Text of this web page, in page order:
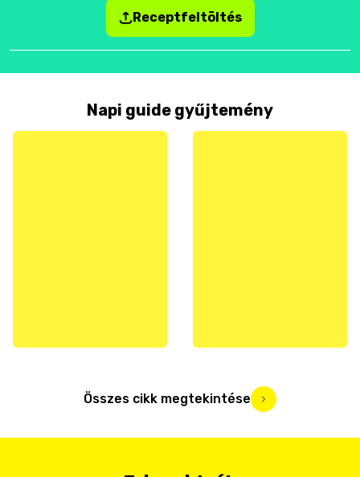
Receptfeltöltés
Napi guide gyűjtemény
Összes cikk megtekintése